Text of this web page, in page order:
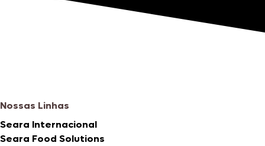
Nossas Linhas
Seara Internacional
Seara Food Solutions